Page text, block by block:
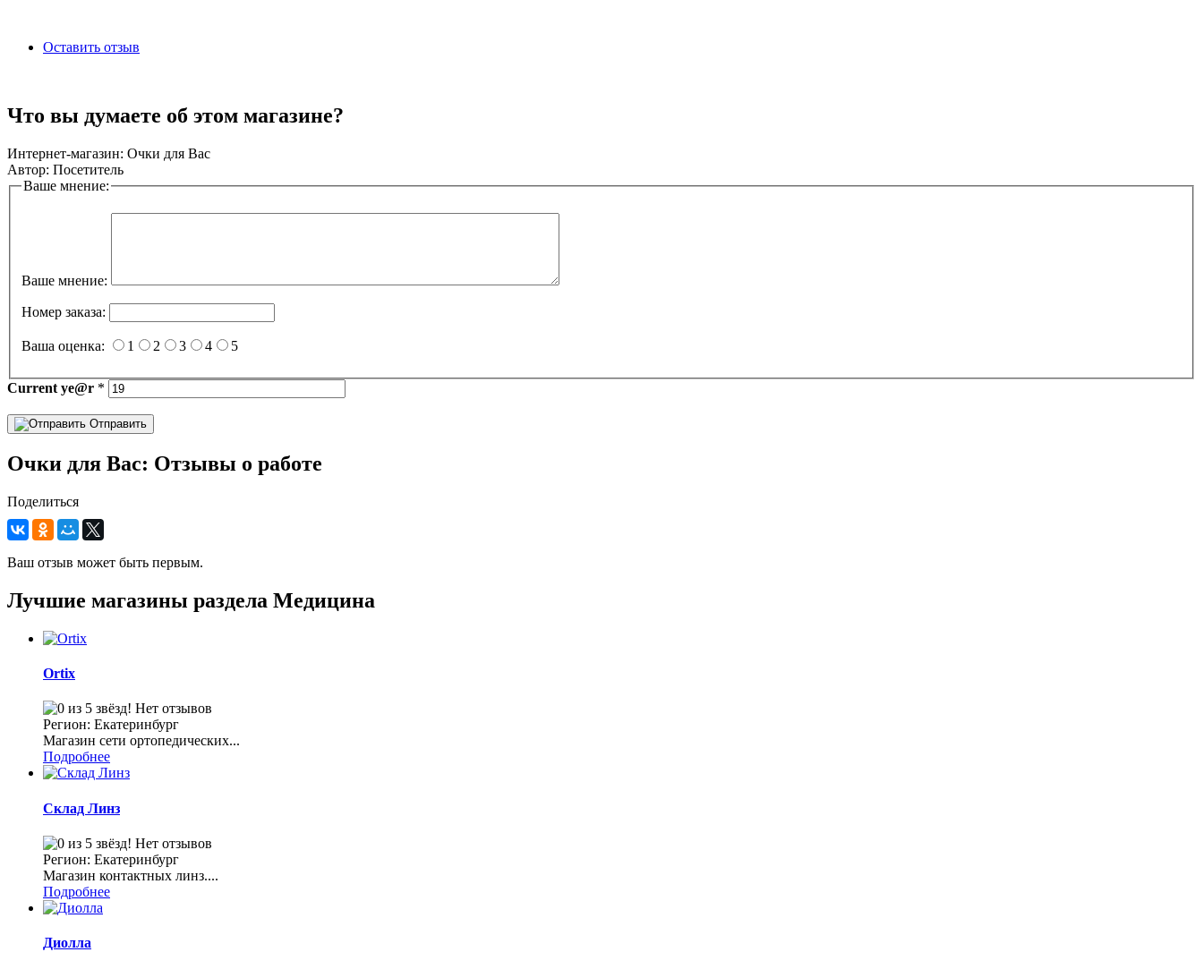
Оставить отзыв
Что вы думаете об этом магазине?
Интернет-магазин: Очки для Вас
Автор: Посетитель
Ваше мнение:
Ваше мнение:
Номер заказа:
Ваша оценка: 1 2 3 4 5
Current ye@r *
Отправить
Очки для Вас: Отзывы о работе
Поделиться
Ваш отзыв может быть первым.
Лучшие магазины раздела Медицина
Ortix
Нет отзывов
Регион: Екатеринбург
Магазин сети ортопедических...
Подробнее
Склад Линз
Нет отзывов
Регион: Екатеринбург
Магазин контактных линз....
Подробнее
Диолла